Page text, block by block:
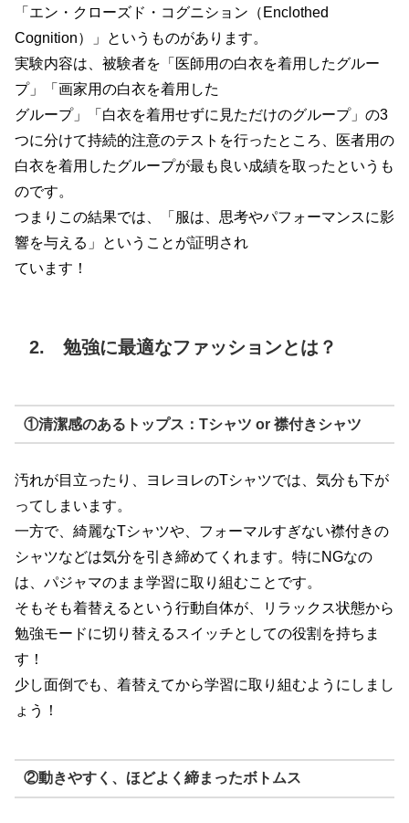
「エン・クローズド・コグニション（Enclothed
Cognition）」というものがあります。
実験内容は、被験者を「医師用の白衣を着用したグルー
プ」「画家用の白衣を着用した
グループ」「白衣を着用せずに見ただけのグループ」の3
つに分けて持続的注意のテストを行ったところ、医者用の
白衣を着用したグループが最も良い成績を取ったというも
のです。
つまりこの結果では、「服は、思考やパフォーマンスに影
響を与える」ということが証明され
ています！
2. 勉強に最適なファッションとは？
①清潔感のあるトップス：Tシャツ or 襟付きシャツ
汚れが目立ったり、ヨレヨレのTシャツでは、気分も下が
ってしまいます。
一方で、綺麗なTシャツや、フォーマルすぎない襟付きの
シャツなどは気分を引き締めてくれます。特にNGなの
は、パジャマのまま学習に取り組むことです。
そもそも着替えるという行動自体が、リラックス状態から
勉強モードに切り替えるスイッチとしての役割を持ちま
す！
少し面倒でも、着替えてから学習に取り組むようにしまし
ょう！
②動きやすく、ほどよく締まったボトムス